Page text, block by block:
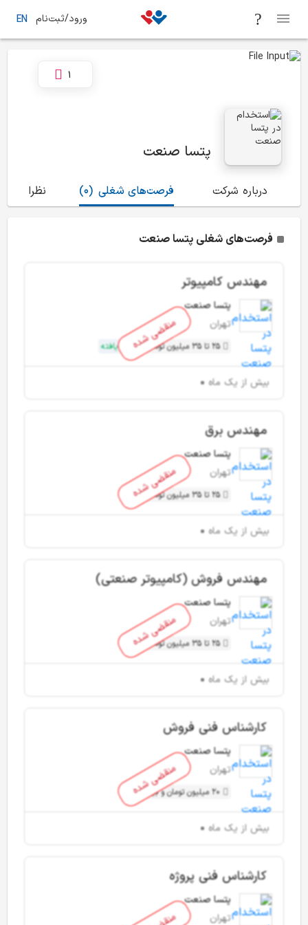
ورود/ثبت‌نام EN
پتسا صنعت
1
درباره شرکت (0) فرصت‌های شغلی نظرات
فرصت‌های شغلی پتسا صنعت
منقضی شده
مهندس کامپیوتر
پتسا صنعت
تهران
25 تا 35 میلیون تومان ارتقا یافته
بیش از یک ماه
منقضی شده
مهندس برق
پتسا صنعت
تهران
25 تا 35 میلیون تومان
بیش از یک ماه
منقضی شده
مهندس فروش (کامپیوتر صنعتی)
پتسا صنعت
تهران
25 تا 35 میلیون تومان
بیش از یک ماه
منقضی شده
کارشناس فنی فروش
پتسا صنعت
تهران
20 میلیون تومان و بیشتر
بیش از یک ماه
کارشناس فنی پروژه
پتسا صنعت
تهران